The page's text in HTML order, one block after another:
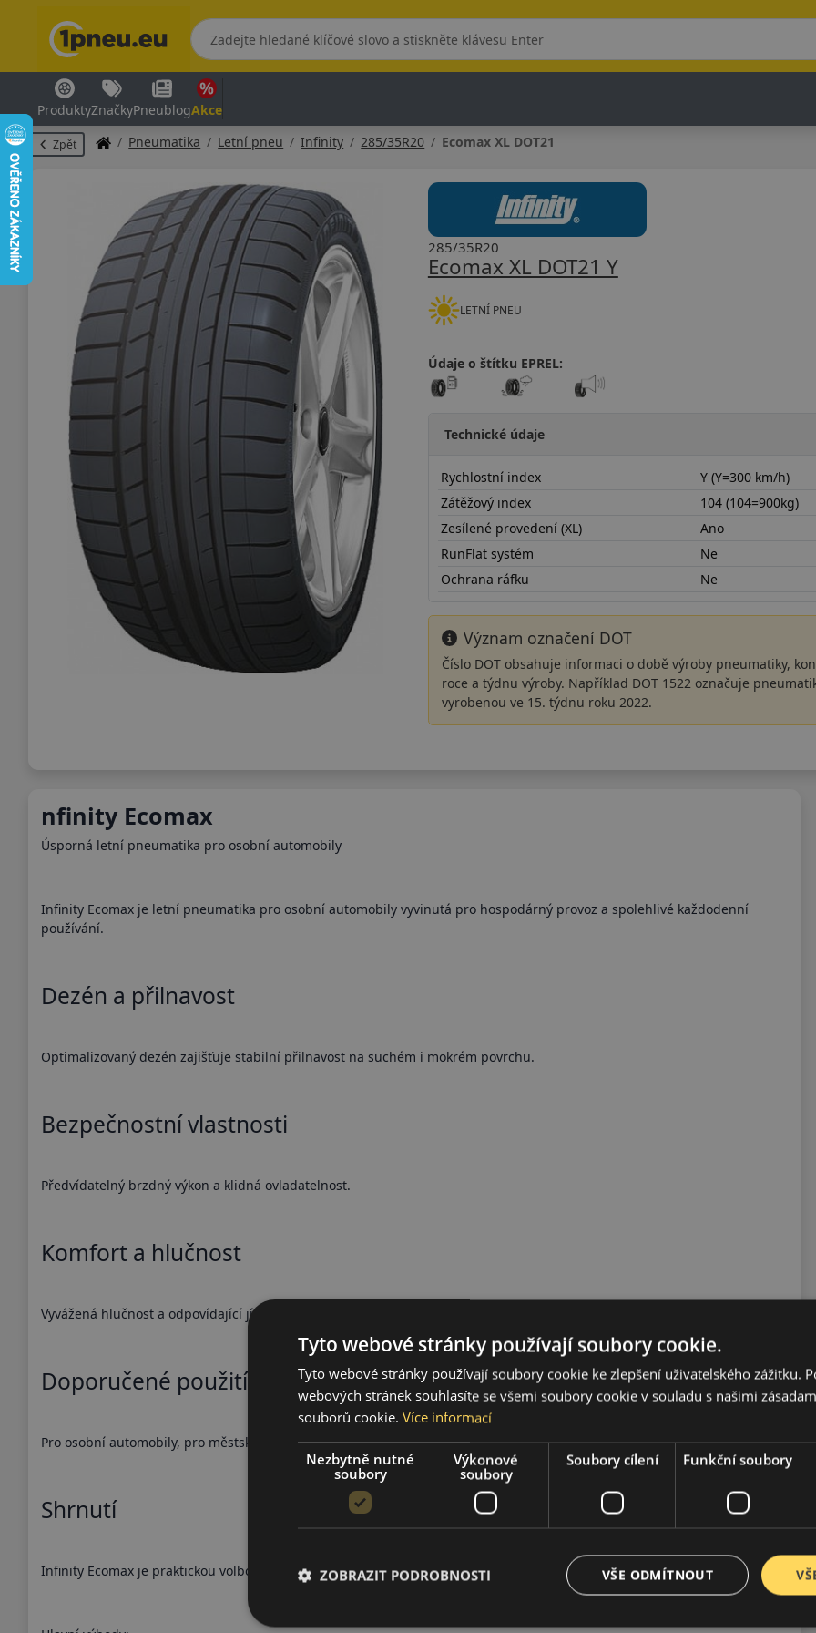
ProduktyZnačkyPneublogAkce
Zpět Pneumatika Letní pneu Infinity 285/35R20 Ecomax XL DOT21
Ecomax XL DOT21 Y
285/35R20
LETNÍ PNEU
Údaje o štítku EPREL:
Technické údaje
Rychlostní index
Y (Y=300 km/h)
Zátěžový index
104 (104=900kg)
Zesílené provedení (XL)
Ano
RunFlat systém
Ne
Ochrana ráfku
Ne
Význam označení DOT
Číslo DOT obsahuje informaci o době výroby pneumatiky,
roce a týdnu výroby. Například DOT 1522 označuje
vyrobenou ve 15. týdnu roku 2022.
nfinity Ecomax
Úsporná letní pneumatika pro osobní automobily
Infinity Ecomax je letní pneumatika pro osobní automobily vyvinutá pro hospodárný provoz a spolehlivé každodenní
používání.
Dezén a přilnavost
Optimalizovaný dezén zajišťuje stabilní přilnavost na suchém i mokrém povrchu.
Bezpečnostní vlastnosti
Předvídatelný brzdný výkon a klidná ovladatelnost.
Komfort a hlučnost
Vyvážená hlučnost a odpovídající jízdní komfort.
Doporučené použití
Pro osobní automobily, pro městský a silniční letní provoz.
Shrnutí
Infinity Ecomax je praktickou volbou pro hospodárnou letní jízdu.
Tyto webové stránky používají soubory cookie.
Tyto webové stránky používají soubory cookie ke zlepšení uživatelského zážitku.
webových stránek souhlasíte se všemi soubory cookie v souladu s našimi
souborů cookie. Více informací
Nezbytně nutné
soubory
Výkonové
soubory
Soubory cílení Funkční soubory
VŠE ODMÍTNOUT
ZOBRAZIT PODROBNOSTI